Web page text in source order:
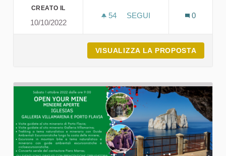
CREATO IL
10/10/2022
54 54 SOSTENITORI
SEGUI
0
VISUALIZZA LA PROPOSTA